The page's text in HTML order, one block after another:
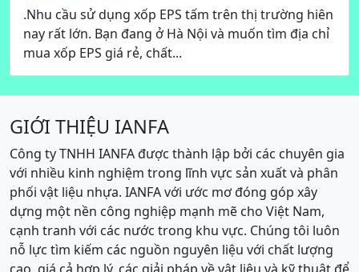
.Nhu cầu sử dụng xốp EPS tấm trên thị trường hiên
nay rất lớn. Bạn đang ở Hà Nội và muốn tìm địa chỉ
mua xốp EPS giá rẻ, chất...
GIỚI THIỆU IANFA
Công ty TNHH IANFA được thành lập bởi các chuyên gia
với nhiều kinh nghiệm trong lĩnh vực sản xuất và phân
phối vật liệu nhựa. IANFA với ước mơ đóng góp xây
dựng một nền công nghiệp mạnh mẽ cho Việt Nam,
cạnh tranh với các nước trong khu vực. Chúng tôi luôn
nỗ lực tìm kiếm các nguồn nguyên liệu với chất lượng